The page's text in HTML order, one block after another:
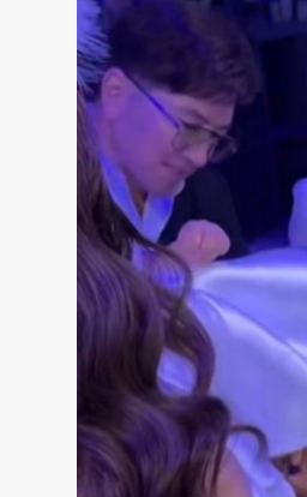
Жаңалықтар
Журналистік зерттеу
Қазақ тілі